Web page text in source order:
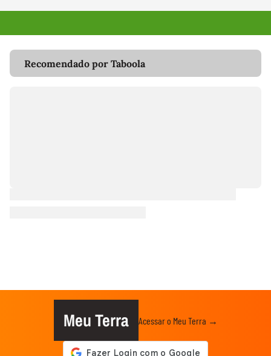
Recomendado por Taboola
Meu Terra Acessar o Meu Terra →